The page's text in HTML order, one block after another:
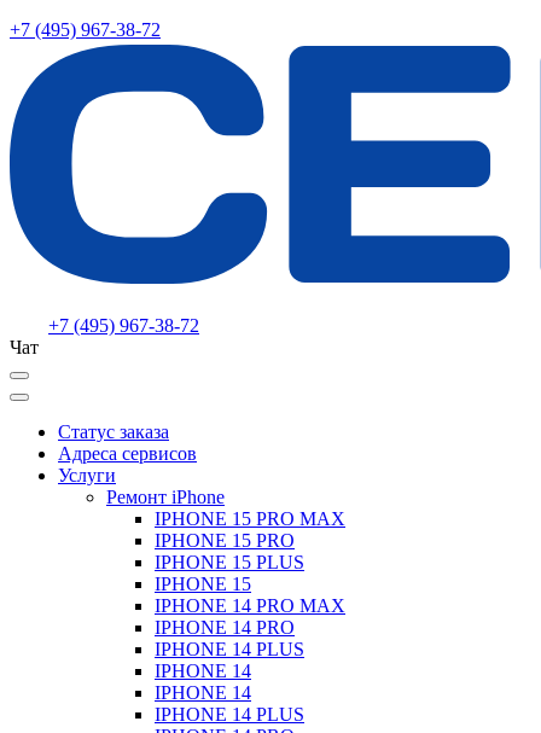
+7 (495) 967-38-72
+7 (495) 967-38-72
Чат
Статус заказа
Адреса сервисов
Услуги
Ремонт iPhone
IPHONE 15 PRO MAX
IPHONE 15 PRO
IPHONE 15 PLUS
IPHONE 15
IPHONE 14 PRO MAX
IPHONE 14 PRO
IPHONE 14 PLUS
IPHONE 14
IPHONE 14
IPHONE 14 PLUS